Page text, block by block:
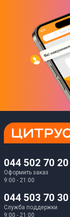
044 502 70 20
Оформить заказ
9:00 - 21:00
044 503 70 30
Служба поддержки
9:00 - 21:00